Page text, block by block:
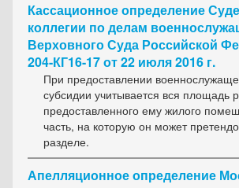
Кассационное определение
коллегии по делам
Верховного Суда Российской
204-КГ16-17 от 22 июля 2016 г.
При предоставлении
субсидии учитывается вся площадь
предоставленного ему жилого
часть, на которую он может
разделе.
Апелляционное определение